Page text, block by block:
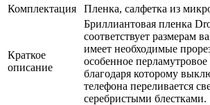
Комплектация
Пленка, салфетка из
Краткое
описание
Бриллиантовая пленка
соответствует размерам
имеет необходимые
особенное
благодаря которому
телефона переливается
серебристыми блестками.